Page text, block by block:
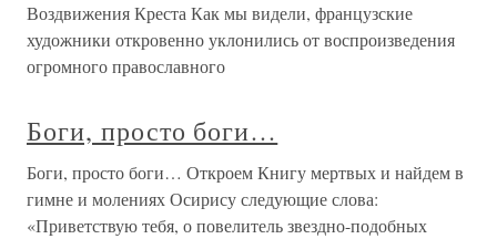
Воздвижения Креста Как мы видели, французские
художники откровенно уклонились от воспроизведения
огромного православного
Боги, просто боги…
Боги, просто боги… Откроем Книгу мертвых и найдем в
гимне и молениях Осирису следующие слова:
«Приветствую тебя, о повелитель звездно-подобных